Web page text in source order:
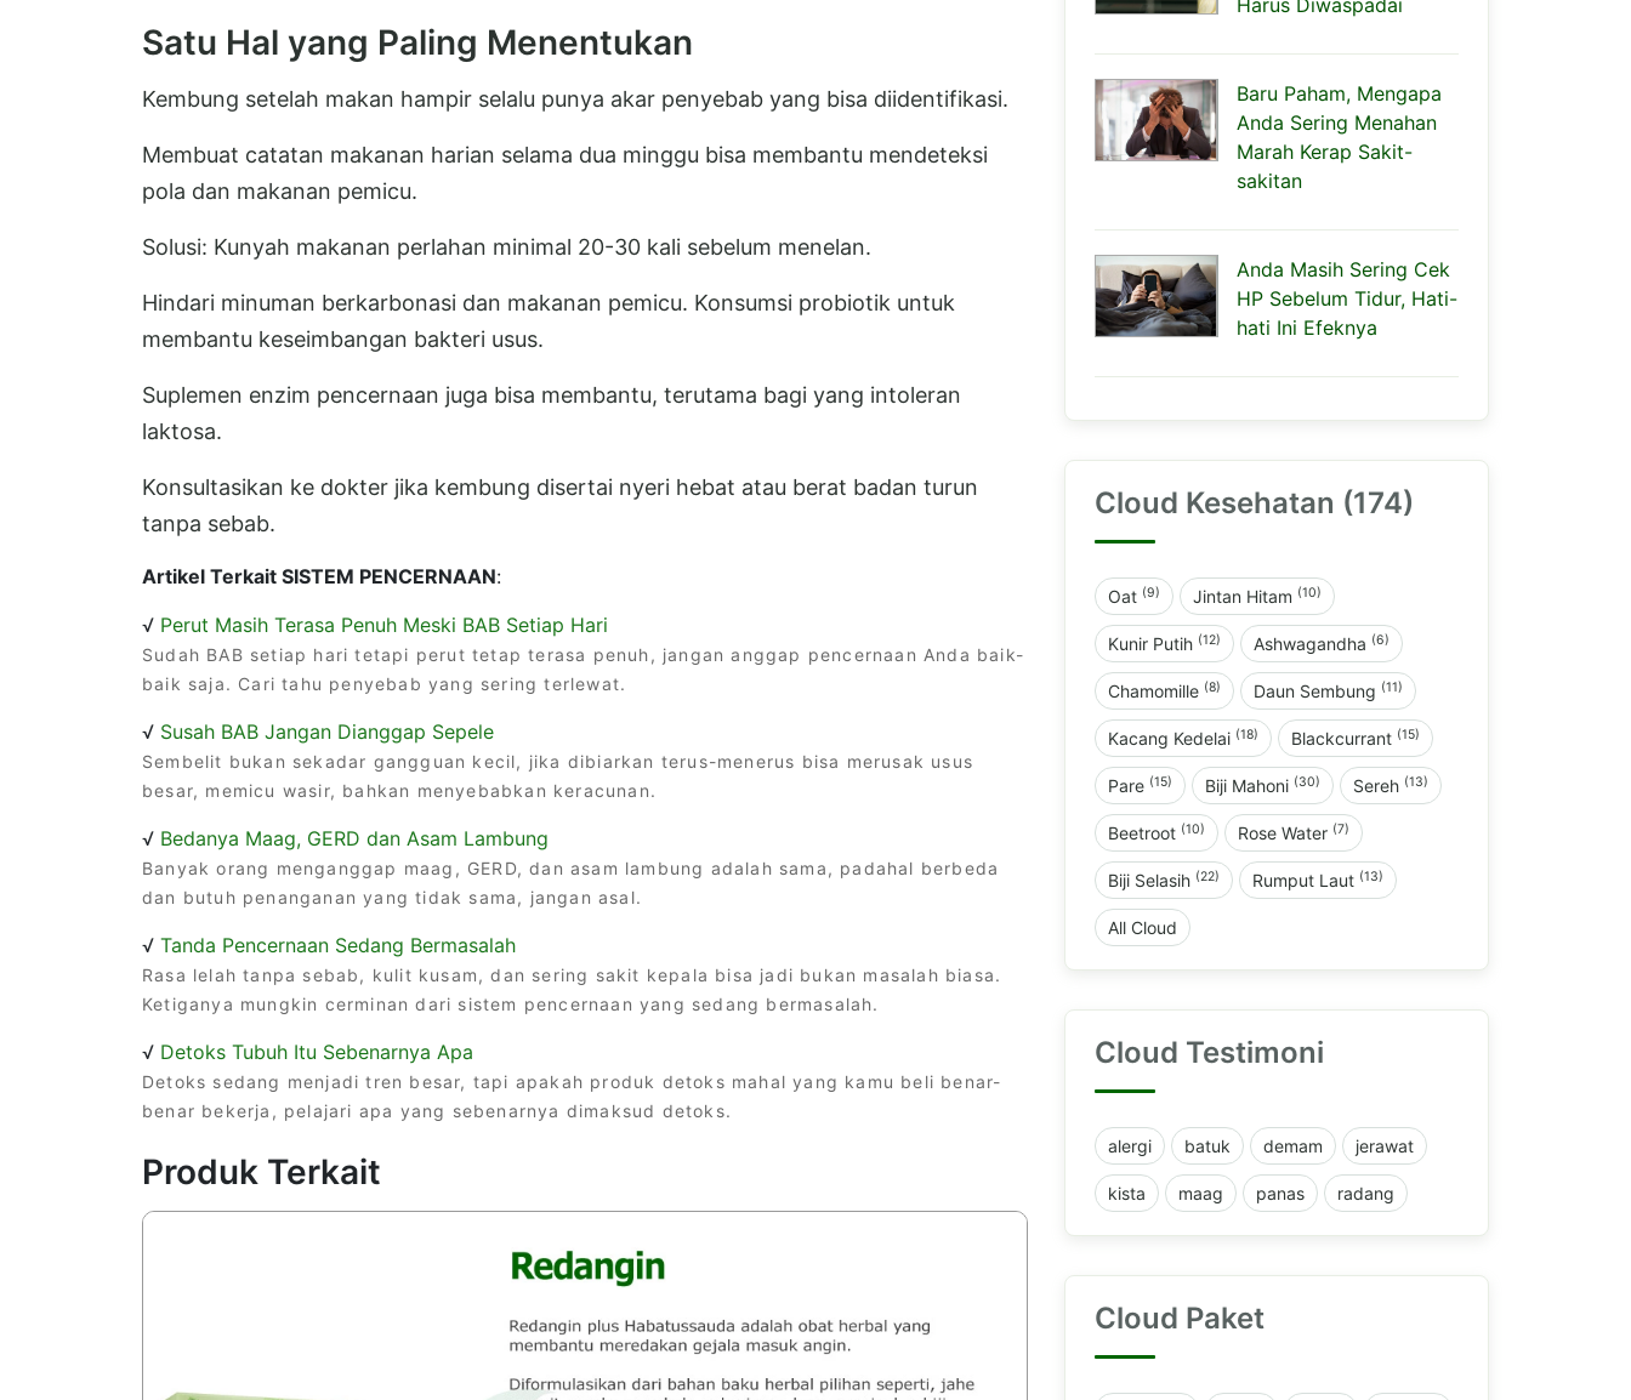
Satu Hal yang Paling Menentukan
Kembung setelah makan hampir selalu punya akar penyebab yang bisa diidentifikasi.
Membuat catatan makanan harian selama dua minggu bisa membantu mendeteksi
pola dan makanan pemicu.
Solusi: Kunyah makanan perlahan minimal 20-30 kali sebelum menelan.
Hindari minuman berkarbonasi dan makanan pemicu. Konsumsi probiotik untuk
membantu keseimbangan bakteri usus.
Suplemen enzim pencernaan juga bisa membantu, terutama bagi yang intoleran
laktosa.
Konsultasikan ke dokter jika kembung disertai nyeri hebat atau berat badan turun
tanpa sebab.
Artikel Terkait SISTEM PENCERNAAN:
√ Perut Masih Terasa Penuh Meski BAB Setiap Hari
Sudah BAB setiap hari tetapi perut tetap terasa penuh, jangan anggap pencernaan Anda baik-
baik saja. Cari tahu penyebab yang sering terlewat.
√ Susah BAB Jangan Dianggap Sepele
Sembelit bukan sekadar gangguan kecil, jika dibiarkan terus-menerus bisa merusak usus
besar, memicu wasir, bahkan menyebabkan keracunan.
√ Bedanya Maag, GERD dan Asam Lambung
Banyak orang menganggap maag, GERD, dan asam lambung adalah sama, padahal berbeda
dan butuh penanganan yang tidak sama, jangan asal.
√ Tanda Pencernaan Sedang Bermasalah
Rasa lelah tanpa sebab, kulit kusam, dan sering sakit kepala bisa jadi bukan masalah biasa.
Ketiganya mungkin cerminan dari sistem pencernaan yang sedang bermasalah.
√ Detoks Tubuh Itu Sebenarnya Apa
Detoks sedang menjadi tren besar, tapi apakah produk detoks mahal yang kamu beli benar-
benar bekerja, pelajari apa yang sebenarnya dimaksud detoks.
Produk Terkait
Harus Diwaspadai
Baru Paham, Mengapa
Anda Sering Menahan
Marah Kerap Sakit-
sakitan
Anda Masih Sering Cek
HP Sebelum Tidur, Hati-
hati Ini Efeknya
Cloud Kesehatan (174)
Oat (9) Jintan Hitam (10)
Kunir Putih (12) Ashwagandha (6)
Chamomille (8) Daun Sembung (11)
Kacang Kedelai (18) Blackcurrant (15)
Pare (15) Biji Mahoni (30) Sereh (13)
Beetroot (10) Rose Water (7)
Biji Selasih (22) Rumput Laut (13)
All Cloud
Cloud Testimoni
alergi batuk demam jerawat
kista maag panas radang
Cloud Paket